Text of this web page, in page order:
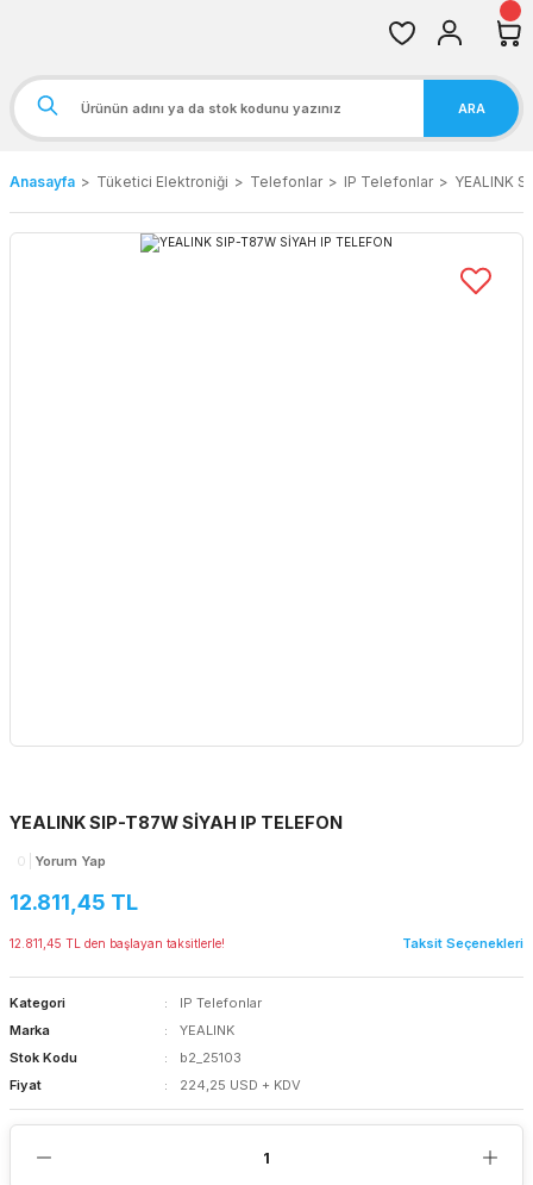
ARA
Anasayfa Tüketici Elektroniği Telefonlar IP Telefonlar YEALINK
YEALINK SIP-T87W SİYAH IP TELEFON
0 Yorum Yap
12.811,45 TL
12.811,45 TL den başlayan taksitlerle! Taksit Seçenekleri
Kategori
IP Telefonlar
Marka
YEALINK
Stok Kodu
b2_25103
Fiyat
224,25 USD + KDV